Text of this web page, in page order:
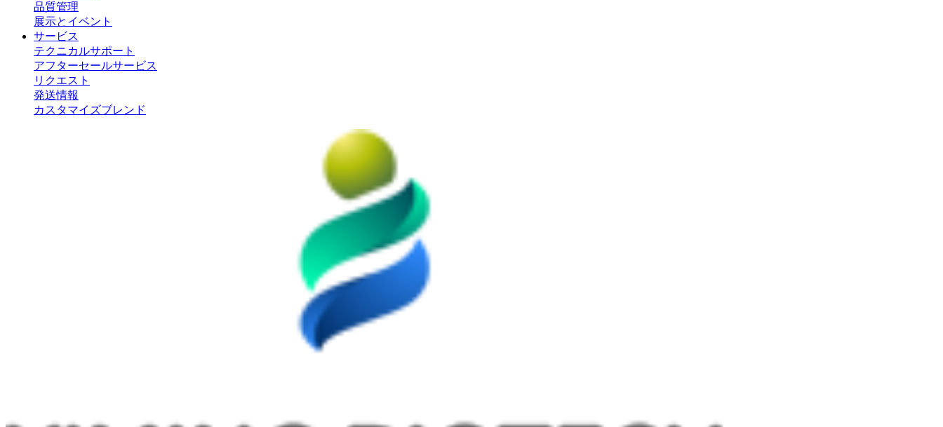
品質管理
展示とイベント
サービス
テクニカルサポート
アフターセールサービス
リクエスト
発送情報
カスタマイズブレンド